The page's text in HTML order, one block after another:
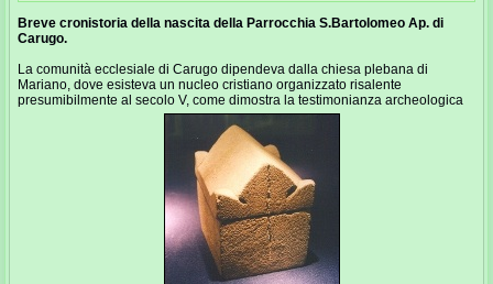
Breve cronistoria della nascita della Parrocchia S.Bartolomeo Ap. di
Carugo.
La comunità ecclesiale di Carugo dipendeva dalla chiesa plebana di
Mariano, dove esisteva un nucleo cristiano organizzato risalente
presumibilmente al secolo V, come dimostra la testimonianza archeologica